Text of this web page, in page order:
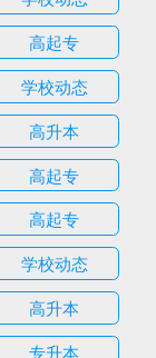
高起专
学校动态
高升本
高起专
高起专
学校动态
高升本
专升本